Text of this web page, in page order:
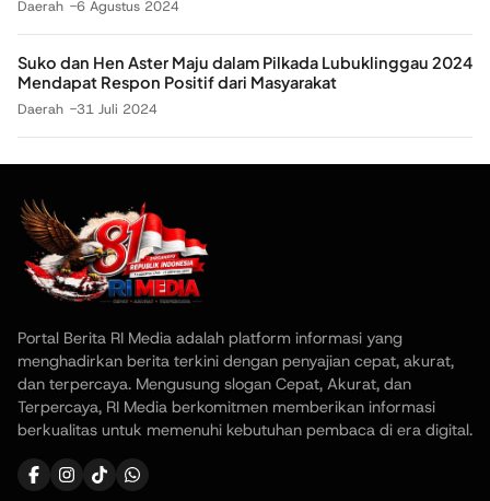
Daerah 6 Agustus 2024
Suko dan Hen Aster Maju dalam Pilkada Lubuklinggau 2024
Mendapat Respon Positif dari Masyarakat
Daerah 31 Juli 2024
Portal Berita RI Media adalah platform informasi yang
menghadirkan berita terkini dengan penyajian cepat, akurat,
dan terpercaya. Mengusung slogan Cepat, Akurat, dan
Terpercaya, RI Media berkomitmen memberikan informasi
berkualitas untuk memenuhi kebutuhan pembaca di era digital.